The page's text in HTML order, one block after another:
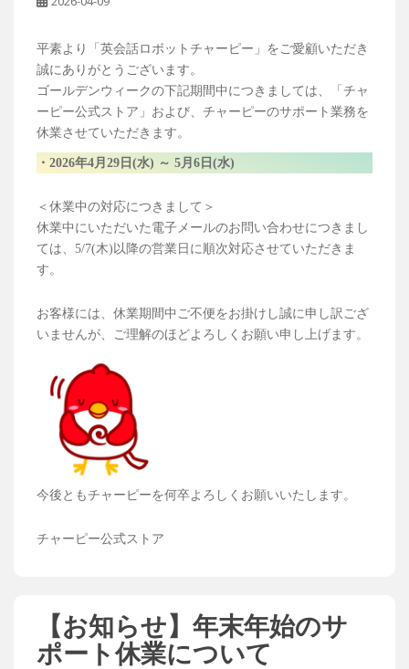
平素より「英会話ロボットチャーピー」をご愛顧いただき
誠にありがとうございます。
ゴールデンウィークの下記期間中につきましては、「チャ
ーピー公式ストア」および、チャーピーのサポート業務を
休業させていただきます。
・2026年4月29日(水) ～ 5月6日(水)
＜休業中の対応につきまして＞
休業中にいただいた電子メールのお問い合わせにつきまし
ては、5/7(木)以降の営業日に順次対応させていただきま
す。
お客様には、休業期間中ご不便をお掛けし誠に申し訳ござ
いませんが、ご理解のほどよろしくお願い申し上げます。
今後ともチャーピーを何卒よろしくお願いいたします。
チャーピー公式ストア
【お知らせ】年末年始のサ
ポート休業について